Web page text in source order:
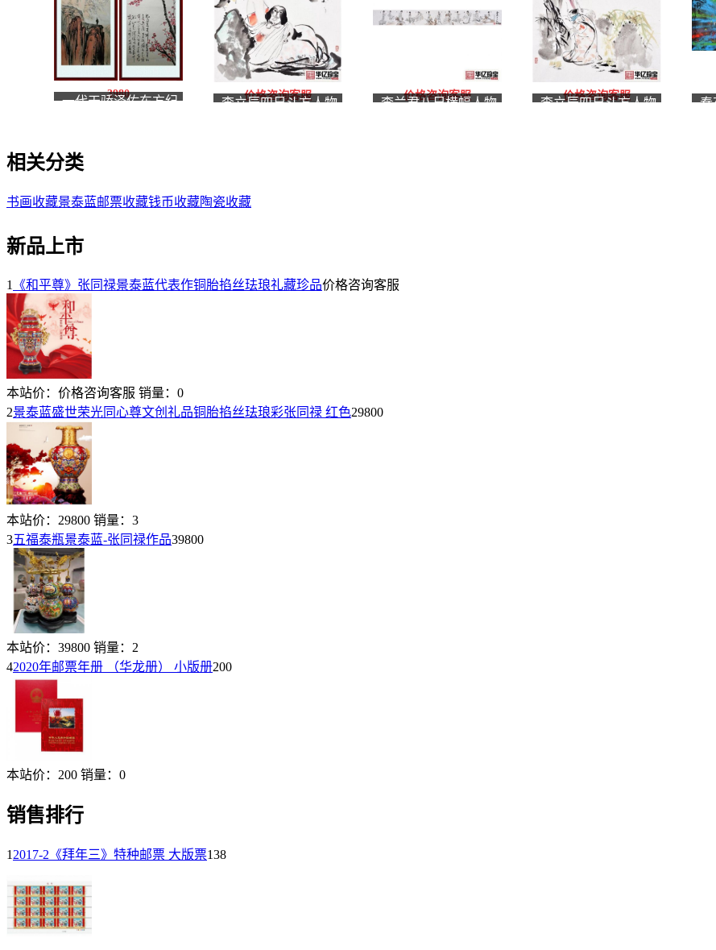
一代天骄泽佑东方纪
3980
李立辰四尺斗方人物
价格咨询客服
李兰君八尺横幅人物
价格咨询客服
李立辰四尺斗方人物
价格咨询客服
秦
相关分类
书画收藏景泰蓝邮票收藏钱币收藏陶瓷收藏
新品上市
1 《和平尊》张同禄景泰蓝代表作铜胎掐丝珐琅礼藏珍品价格咨询客服
本站价： 价格咨询客服 销量： 0
2景泰蓝盛世荣光同心尊文创礼品铜胎掐丝珐琅彩张同禄 红色29800
本站价： 29800 销量： 3
3五福泰瓶景泰蓝-张同禄作品39800
本站价： 39800 销量： 2
42020年邮票年册 （华龙册） 小版册200
本站价： 200 销量： 0
销售排行
1 2017-2《拜年三》特种邮票 大版票138